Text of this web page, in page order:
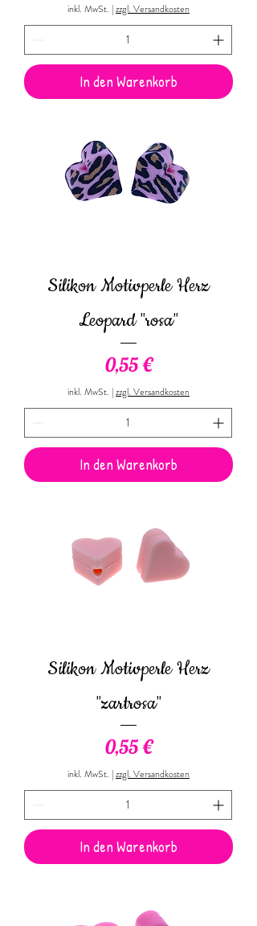
inkl. MwSt. |zzgl. Versandkosten
In den Warenkorb
Silikon Motivperle Herz
Leopard "rosa"
Preis
0,55 €
inkl. MwSt. |zzgl. Versandkosten
In den Warenkorb
Silikon Motivperle Herz
"zartrosa"
Preis
0,55 €
inkl. MwSt. |zzgl. Versandkosten
In den Warenkorb